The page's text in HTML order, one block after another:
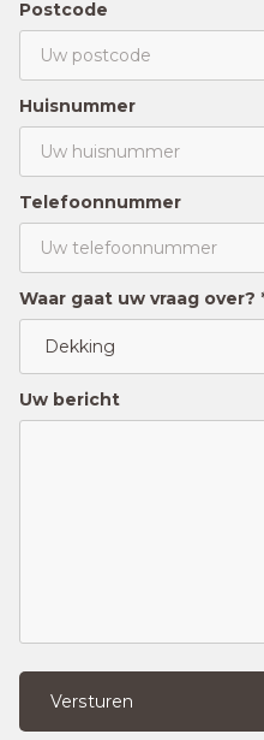
Postcode
Huisnummer
Telefoonnummer
Waar gaat uw vraag over?
Uw bericht
Versturen